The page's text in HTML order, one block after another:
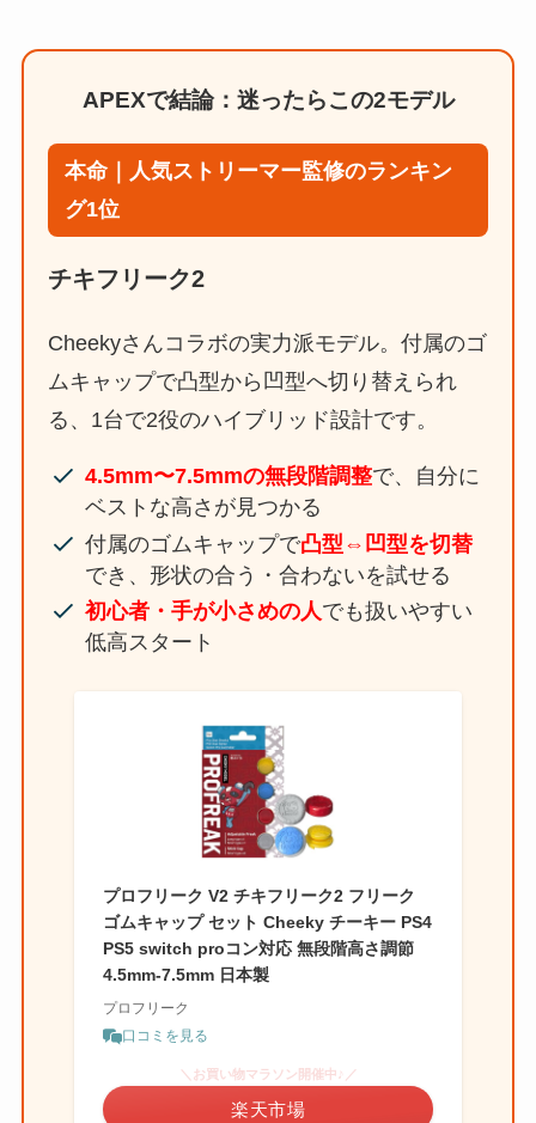
APEXで結論：迷ったらこの2モデル
本命｜人気ストリーマー監修のランキン
グ1位
チキフリーク2
Cheekyさんコラボの実力派モデル。付属のゴ
ムキャップで凸型から凹型へ切り替えられ
る、1台で2役のハイブリッド設計です。
4.5mm〜7.5mmの無段階調整で、自分に
ベストな高さが見つかる
付属のゴムキャップで凸型⇔凹型を切替
でき、形状の合う・合わないを試せる
初心者・手が小さめの人でも扱いやすい
低高スタート
プロフリーク V2 チキフリーク2 フリーク
ゴムキャップ セット Cheeky チーキー PS4
PS5 switch proコン対応 無段階高さ調節
4.5mm-7.5mm 日本製
プロフリーク
口コミを見る
＼お買い物マラソン開催中♪／
楽天市場